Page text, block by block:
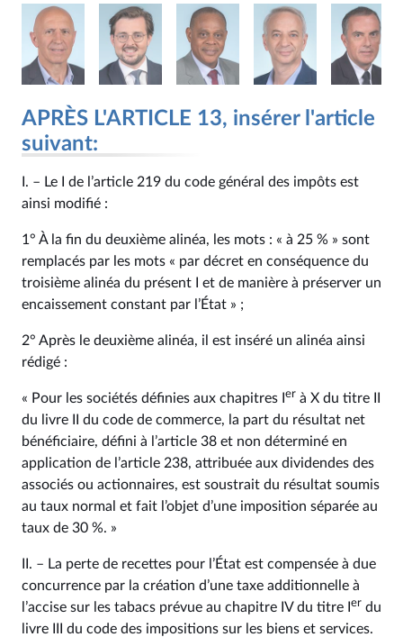
APRÈS L'ARTICLE 13, insérer l'article
suivant:
I. – Le I de l’article 219 du code général des impôts est
ainsi modifié :
1° À la fin du deuxième alinéa, les mots : « à 25 % » sont
remplacés par les mots « par décret en conséquence du
troisième alinéa du présent I et de manière à préserver un
encaissement constant par l’État » ;
2° Après le deuxième alinéa, il est inséré un alinéa ainsi
rédigé :
« Pour les sociétés définies aux chapitres I er à X du titre II
du livre II du code de commerce, la part du résultat net
bénéficiaire, défini à l’article 38 et non déterminé en
application de l’article 238, attribuée aux dividendes des
associés ou actionnaires, est soustrait du résultat soumis
au taux normal et fait l’objet d’une imposition séparée au
taux de 30 %. »
II. – La perte de recettes pour l’État est compensée à due
concurrence par la création d’une taxe additionnelle à
l’accise sur les tabacs prévue au chapitre IV du titre I er du
livre III du code des impositions sur les biens et services.